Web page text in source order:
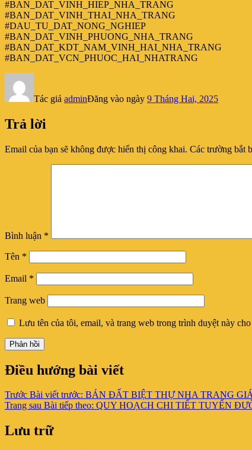
#BAN_DAT_VINH_HIEP_NHA_TRANG
#BAN_DAT_VINH_THAI_NHA_TRANG
#DAU_TU_DAT_NONG_NGHIEP
#BAN_DAT_VINH_PHUONG_NHA_TRANG
#BAN_DAT_KDT_NAM_VINH_HAI_NHA_TRANG
#BAN_DAT_VCN_PHUOC_HAI_NHATRANG
Tác giả adminĐăng vào ngày 9 Tháng Hai, 2025
Trả lời
Email của bạn sẽ không được hiển thị công khai. Các trường bắt
Bình luận *
Tên *
Email *
Trang web
Lưu tên của tôi, email, và trang web trong trình duyệt này
Điều hướng bài viết
Trước Bài viết trước: BÁN ĐẤT BIỆT THỰ NHA TRANG
Trang sau Bài tiếp theo: QUY HOẠCH CHI TIẾT TUYẾN
Lưu trữ